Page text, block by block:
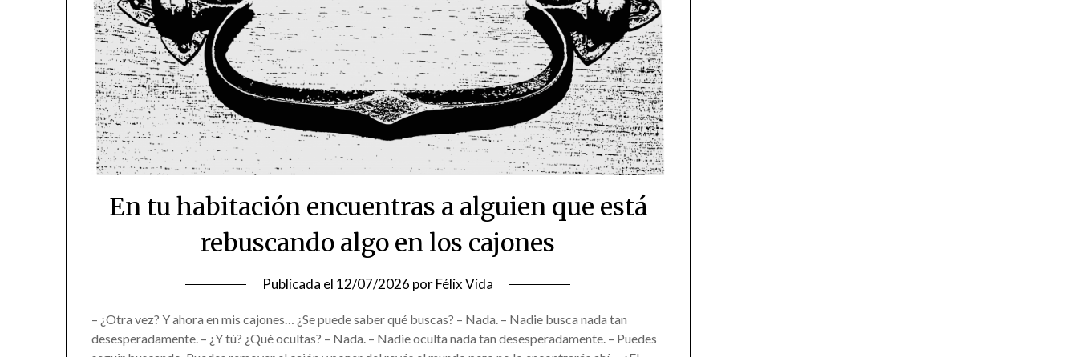
En tu habitación encuentras a alguien que está
rebuscando algo en los cajones
Publicada el 12/07/2026 porFélix Vida
– ¿Otra vez? Y ahora en mis cajones… ¿Se puede saber qué buscas? – Nada. – Nadie busca nada tan
desesperadamente. – ¿Y tú? ¿Qué ocultas? – Nada. – Nadie oculta nada tan desesperadamente. – Puedes